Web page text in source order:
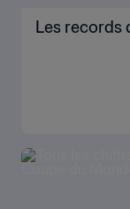
Les records